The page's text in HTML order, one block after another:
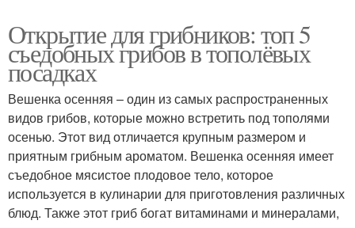
Открытие для грибников: топ 5
съедобных грибов в тополёвых
посадках
Вешенка осенняя – один из самых распространенных
видов грибов, которые можно встретить под тополями
осенью. Этот вид отличается крупным размером и
приятным грибным ароматом. Вешенка осенняя имеет
съедобное мясистое плодовое тело, которое
используется в кулинарии для приготовления различных
блюд. Также этот гриб богат витаминами и минералами,